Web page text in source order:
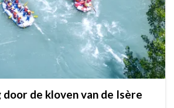
door de kloven van de Isère